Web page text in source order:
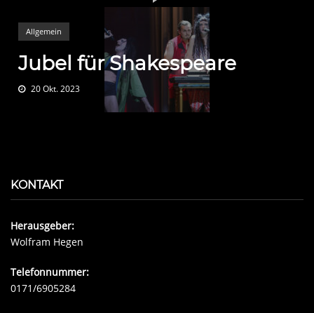
Allgemein
Jubel für Shakespeare
20 Okt. 2023
KONTAKT
Herausgeber:
Wolfram Hegen
Telefonnummer:
0171/6905284